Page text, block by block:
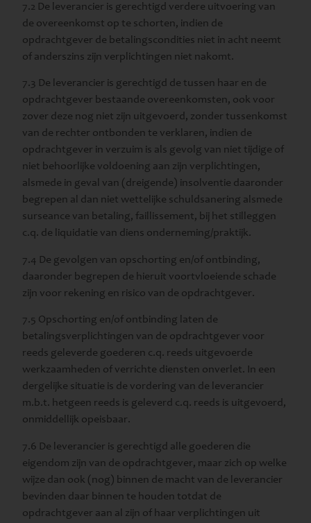
7.2 De leverancier is gerechtigd verdere uitvoering van
de overeenkomst op te schorten, indien de
opdrachtgever de betalingscondities niet in acht neemt
of anderszins zijn verplichtingen niet nakomt.
7.3 De leverancier is gerechtigd de tussen haar en de
opdrachtgever bestaande overeenkomsten, ook voor
zover deze nog niet zijn uitgevoerd, zonder tussenkomst
van de rechter ontbonden te verklaren, indien de
opdrachtgever in verzuim is als gevolg van niet tijdige of
niet behoorlijke voldoening aan zijn verplichtingen,
alsmede in geval van (dreigende) insolventie daaronder
begrepen al dan niet wettelijke schuldsanering alsmede
surseance van betaling, faillissement, bij het stilleggen
c.q. de liquidatie van diens onderneming/praktijk.
7.4 De gevolgen van opschorting en/of ontbinding,
daaronder begrepen de hieruit voortvloeiende schade
zijn voor rekening en risico van de opdrachtgever.
7.5 Opschorting en/of ontbinding laten de
betalingsverplichtingen van de opdrachtgever voor
reeds geleverde goederen c.q. reeds uitgevoerde
werkzaamheden of verrichte diensten onverlet. In een
dergelijke situatie is de vordering van de leverancier
m.b.t. hetgeen reeds is geleverd c.q. reeds is uitgevoerd,
onmiddellijk opeisbaar.
7.6 De leverancier is gerechtigd alle goederen die
eigendom zijn van de opdrachtgever, maar zich op welke
wijze dan ook (nog) binnen de macht van de leverancier
bevinden daar binnen te houden totdat de
opdrachtgever aan al zijn of haar verplichtingen uit